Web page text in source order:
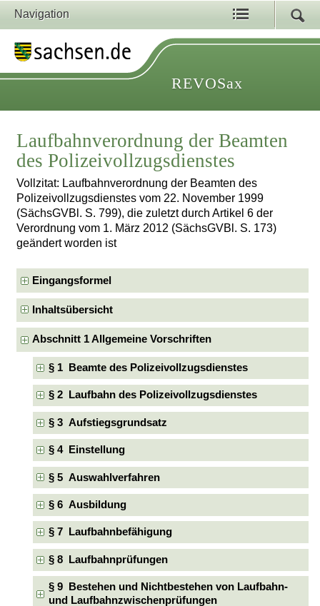
Navigation
REVOSax
Laufbahnverordnung der Beamten
des Polizeivollzugsdienstes
Vollzitat: Laufbahnverordnung der Beamten des
Polizeivollzugsdienstes vom 22. November 1999
(SächsGVBl. S. 799), die zuletzt durch Artikel 6 der
Verordnung vom 1. März 2012 (SächsGVBl. S. 173)
geändert worden ist
Eingangsformel
Inhaltsübersicht
Abschnitt 1 Allgemeine Vorschriften
§ 1 Beamte des Polizeivollzugsdienstes
§ 2 Laufbahn des Polizeivollzugsdienstes
§ 3 Aufstiegsgrundsatz
§ 4 Einstellung
§ 5 Auswahlverfahren
§ 6 Ausbildung
§ 7 Laufbahnbefähigung
§ 8 Laufbahnprüfungen
§ 9 Bestehen und Nichtbestehen von Laufbahn-
und Laufbahnzwischenprüfungen